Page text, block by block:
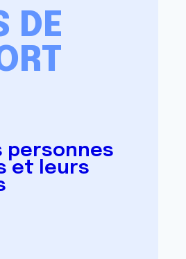
DE
personnes
et leurs